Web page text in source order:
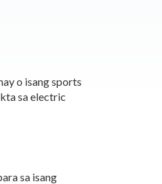
o isang sports
sa electric
sa isang